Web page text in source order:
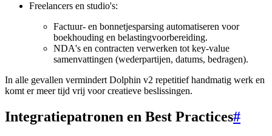
Freelancers en studio's:
Factuur- en bonnetjesparsing automatiseren voor
boekhouding en belastingvoorbereiding.
NDA's en contracten verwerken tot key-value
samenvattingen (wederpartijen, datums, bedragen).
In alle gevallen vermindert Dolphin v2 repetitief handmatig werk en
komt er meer tijd vrij voor creatieve beslissingen.
Integratiepatronen en Best Practices#